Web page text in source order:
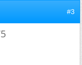
#3